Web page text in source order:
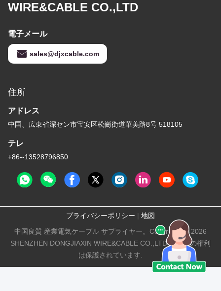
WIRE&CABLE CO.,LTD
電子メール
sales@djxcable.com
住所
アドレス
中国、広東省深セン市宝安区松崗街道華美路8号 518105
テレ
+86--13528796850
プライバシーポリシー | 地図
中国良質 産業電気ケーブル サプライヤー。Copyright © -2026
SHENZHEN DONGJIAXIN WIRE&CABLE CO.,LTD すべての権利
は保護されています.